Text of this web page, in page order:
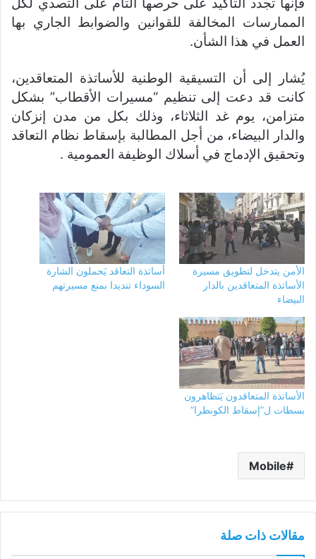
الممارسات المخالفة للقوانين والضوابط الجاري بها
العمل في هذا الشأن.
يُشار إلى أن التسيقية الوطنية للأساتذة المتعاقدين،
كانت قد دعت إلى تنظيم “مسيرات الأقطاب” بشكل
متزامن، يوم غد الثلاثاء، وذلك بكل من مدن إنزكان
والدار البيضاء، من أجل المطالبة بإسقاط نظام التعاقد
وتحقيق الإدماج في أسلاك الوظيفة العمومية .
الأمن يتدخل لتطويق مسيرة
الأساتذة المتعاقدين بالدار
البيضاء
أساتذة التعاقد يَحملون الشارة
السوداء تنديدا بمنع مسيرتهم
الأساتذة المتعاقدون يَتظاهرون
بسطات ل”إسقاط الكونطرا”
Mobile
مقالات ذات صلة